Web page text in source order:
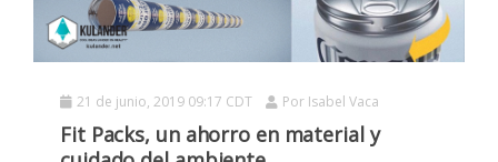
HOT
21 de junio, 2019 09:17 CDT Por Isabel Vaca
Fit Packs, un ahorro en material y